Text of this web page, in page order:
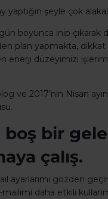
yaptığın şeyle çok
boyunca inip
plan yapmakta, dikkat
enerji düzeyimizi
ve 2017’nin Nisan
boş bir
çalış.
ayarlarımı gözden
daha etkili